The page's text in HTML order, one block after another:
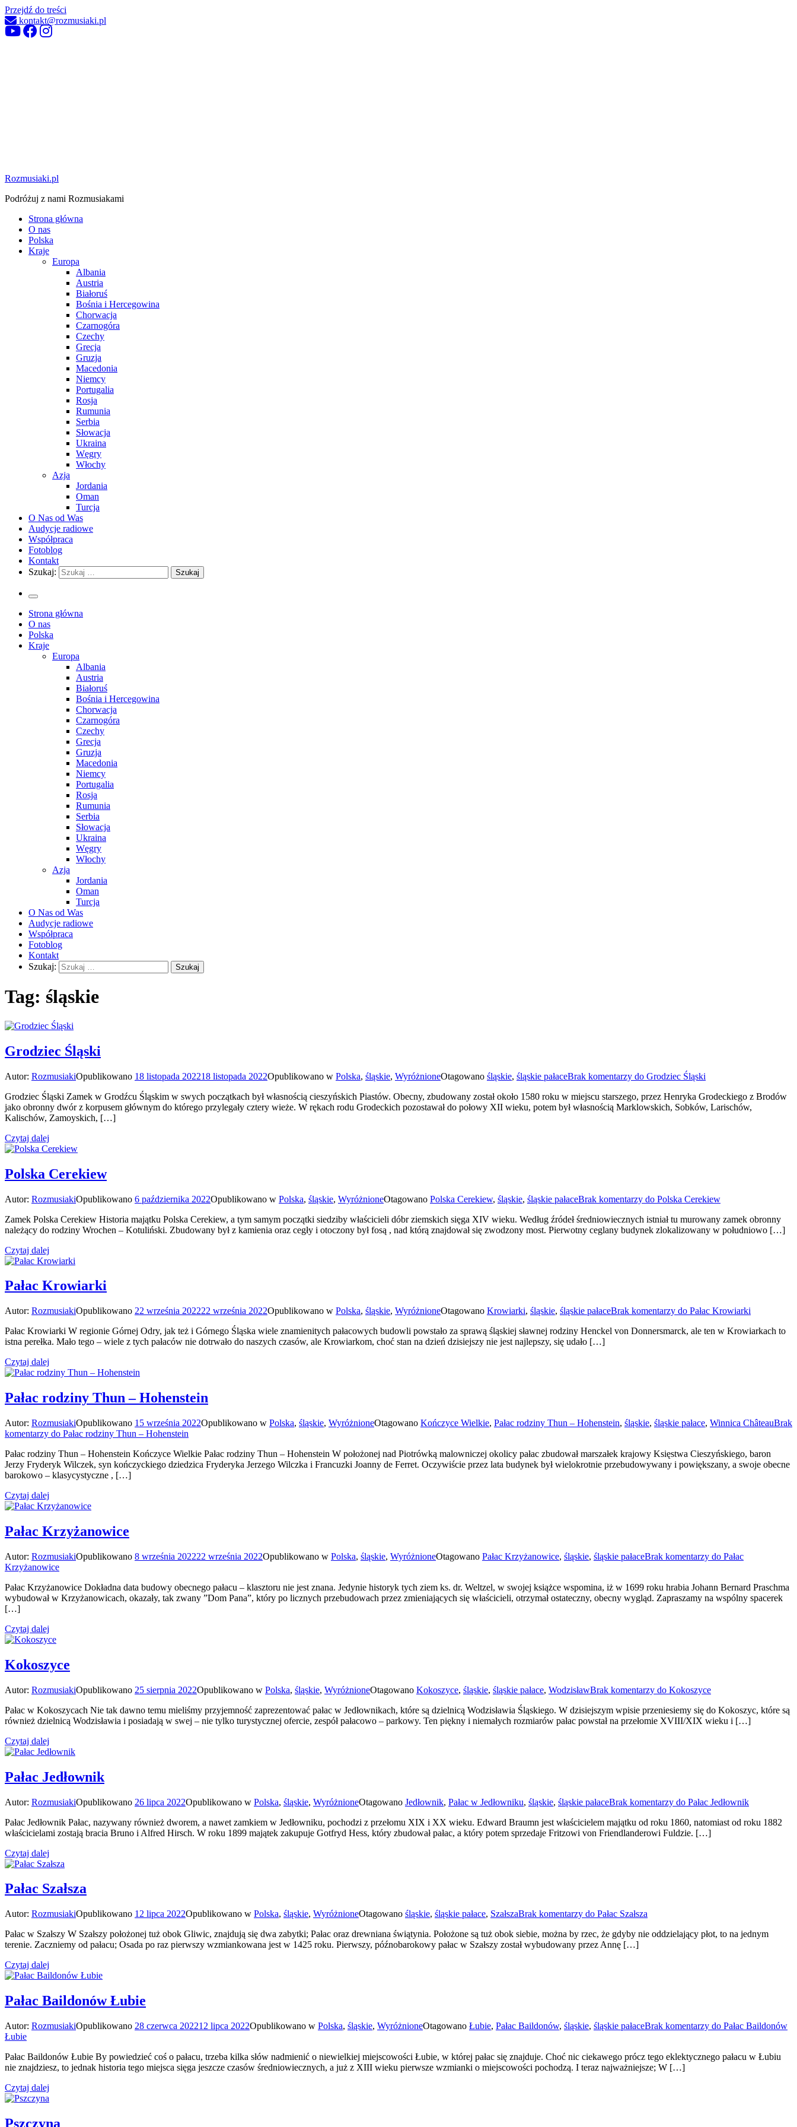
Przejdź do treści
kontakt@rozmusiaki.pl
Rozmusiaki.pl
Podróżuj z nami Rozmusiakami
Strona główna
O nas
Polska
Kraje
Europa
Albania
Austria
Białoruś
Bośnia i Hercegowina
Chorwacja
Czarnogóra
Czechy
Grecja
Gruzja
Macedonia
Niemcy
Portugalia
Rosja
Rumunia
Serbia
Słowacja
Ukraina
Węgry
Włochy
Azja
Jordania
Oman
Turcja
O Nas od Was
Audycje radiowe
Współpraca
Fotoblog
Kontakt
Szukaj:
Strona główna
O nas
Polska
Kraje
Europa
Albania
Austria
Białoruś
Bośnia i Hercegowina
Chorwacja
Czarnogóra
Czechy
Grecja
Gruzja
Macedonia
Niemcy
Portugalia
Rosja
Rumunia
Serbia
Słowacja
Ukraina
Węgry
Włochy
Azja
Jordania
Oman
Turcja
O Nas od Was
Audycje radiowe
Współpraca
Fotoblog
Kontakt
Szukaj:
Tag: śląskie
Grodziec Śląski
Autor: RozmusiakiOpublikowano 18 listopada 202218 listopada 2022Opublikowano w Polska, śląskie, WyróżnioneOtagowano śląskie, śląskie pałaceBrak komentarzy do Grodziec Śląski
Grodziec Śląski Zamek w Grodźcu Śląskim w swych początkach był własnością cieszyńskich Piastów. Obecny, zbudowany został około 1580 roku w miejscu starszego, przez Henryka Grodeckiego z Brodów
jako obronny dwór z korpusem głównym do którego przylegały cztery wieże. W rękach rodu Grodeckich pozostawał do połowy XII wieku, potem był własnością Marklowskich, Sobków, Larischów,
Kalischów, Zamoyskich, […]
Czytaj dalej
Polska Cerekiew
Autor: RozmusiakiOpublikowano 6 października 2022Opublikowano w Polska, śląskie, WyróżnioneOtagowano Polska Cerekiew, śląskie, śląskie pałaceBrak komentarzy do Polska Cerekiew
Zamek Polska Cerekiew Historia majątku Polska Cerekiew, a tym samym początki siedziby właścicieli dóbr ziemskich sięga XIV wieku. Według źródeł średniowiecznych istniał tu murowany zamek obronny
należący do rodziny Wrochen – Kotuliński. Zbudowany był z kamienia oraz cegły i otoczony był fosą , nad którą znajdował się zwodzony most. Pierwotny ceglany budynek zlokalizowany w południowo […]
Czytaj dalej
Pałac Krowiarki
Autor: RozmusiakiOpublikowano 22 września 202222 września 2022Opublikowano w Polska, śląskie, WyróżnioneOtagowano Krowiarki, śląskie, śląskie pałaceBrak komentarzy do Pałac Krowiarki
Pałac Krowiarki W regionie Górnej Odry, jak też i Górnego Śląska wiele znamienitych pałacowych budowli powstało za sprawą śląskiej sławnej rodziny Henckel von Donnersmarck, ale ten w Krowiarkach to
istna perełka. Mało tego – wiele z tych pałaców nie dotrwało do naszych czasów, ale Krowiarkom, choć stan na dzień dzisiejszy nie jest najlepszy, się udało […]
Czytaj dalej
Pałac rodziny Thun – Hohenstein
Autor: RozmusiakiOpublikowano 15 września 2022Opublikowano w Polska, śląskie, WyróżnioneOtagowano Kończyce Wielkie, Pałac rodziny Thun – Hohenstein, śląskie, śląskie pałace, Winnica ChâteauBrak
komentarzy do Pałac rodziny Thun – Hohenstein
Pałac rodziny Thun – Hohenstein Kończyce Wielkie Pałac rodziny Thun – Hohenstein W położonej nad Piotrówką malowniczej okolicy pałac zbudował marszałek krajowy Księstwa Cieszyńskiego, baron
Jerzy Fryderyk Wilczek, syn kończyckiego dziedzica Fryderyka Jerzego Wilczka i Francuzki Joanny de Ferret. Oczywiście przez lata budynek był wielokrotnie przebudowywany i powiększany, a swoje obecne
barokowo – klasycystyczne , […]
Czytaj dalej
Pałac Krzyżanowice
Autor: RozmusiakiOpublikowano 8 września 202222 września 2022Opublikowano w Polska, śląskie, WyróżnioneOtagowano Pałac Krzyżanowice, śląskie, śląskie pałaceBrak komentarzy do Pałac
Krzyżanowice
Pałac Krzyżanowice Dokładna data budowy obecnego pałacu – klasztoru nie jest znana. Jedynie historyk tych ziem ks. dr. Weltzel, w swojej książce wspomina, iż w 1699 roku hrabia Johann Bernard Praschma
wybudował w Krzyżanowicach, okazały, tak zwany ”Dom Pana”, który po licznych przebudowach przez zmieniających się właścicieli, otrzymał ostateczny, obecny wygląd. Zapraszamy na wspólny spacerek
[…]
Czytaj dalej
Kokoszyce
Autor: RozmusiakiOpublikowano 25 sierpnia 2022Opublikowano w Polska, śląskie, WyróżnioneOtagowano Kokoszyce, śląskie, śląskie pałace, WodzisławBrak komentarzy do Kokoszyce
Pałac w Kokoszycach Nie tak dawno temu mieliśmy przyjemność zaprezentować pałac w Jedłownikach, które są dzielnicą Wodzisławia Śląskiego. W dzisiejszym wpisie przeniesiemy się do Kokoszyc, które są
również dzielnicą Wodzisławia i posiadają w swej – nie tylko turystycznej ofercie, zespół pałacowo – parkowy. Ten piękny i niemałych rozmiarów pałac powstał na przełomie XVIII/XIX wieku i […]
Czytaj dalej
Pałac Jedłownik
Autor: RozmusiakiOpublikowano 26 lipca 2022Opublikowano w Polska, śląskie, WyróżnioneOtagowano Jedłownik, Pałac w Jedłowniku, śląskie, śląskie pałaceBrak komentarzy do Pałac Jedłownik
Pałac Jedłownik Pałac, nazywany również dworem, a nawet zamkiem w Jedłowniku, pochodzi z przełomu XIX i XX wieku. Edward Braumn jest właścicielem majątku od roku 1860, natomiast od roku 1882
właścicielami zostają bracia Bruno i Alfred Hirsch. W roku 1899 majątek zakupuje Gotfryd Hess, który zbudował pałac, a który potem sprzedaje Fritzowi von Friendlanderowi Fuldzie. […]
Czytaj dalej
Pałac Szałsza
Autor: RozmusiakiOpublikowano 12 lipca 2022Opublikowano w Polska, śląskie, WyróżnioneOtagowano śląskie, śląskie pałace, SzałszaBrak komentarzy do Pałac Szałsza
Pałac w Szałszy W Szałszy położonej tuż obok Gliwic, znajdują się dwa zabytki; Pałac oraz drewniana świątynia. Położone są tuż obok siebie, można by rzec, że gdyby nie oddzielający płot, to na jednym
terenie. Zaczniemy od pałacu; Osada po raz pierwszy wzmiankowana jest w 1425 roku. Pierwszy, późnobarokowy pałac w Szałszy został wybudowany przez Annę […]
Czytaj dalej
Pałac Baildonów Łubie
Autor: RozmusiakiOpublikowano 28 czerwca 202212 lipca 2022Opublikowano w Polska, śląskie, WyróżnioneOtagowano Łubie, Pałac Baildonów, śląskie, śląskie pałaceBrak komentarzy do Pałac Baildonów
Łubie
Pałac Baildonów Łubie By powiedzieć coś o pałacu, trzeba kilka słów nadmienić o niewielkiej miejscowości Łubie, w której pałac się znajduje. Choć nic ciekawego prócz tego eklektycznego pałacu w Łubiu
nie znajdziesz, to jednak historia tego miejsca sięga jeszcze czasów średniowiecznych, a już z XIII wieku pierwsze wzmianki o miejscowości pochodzą. I teraz najważniejsze; W […]
Czytaj dalej
Pszczyna